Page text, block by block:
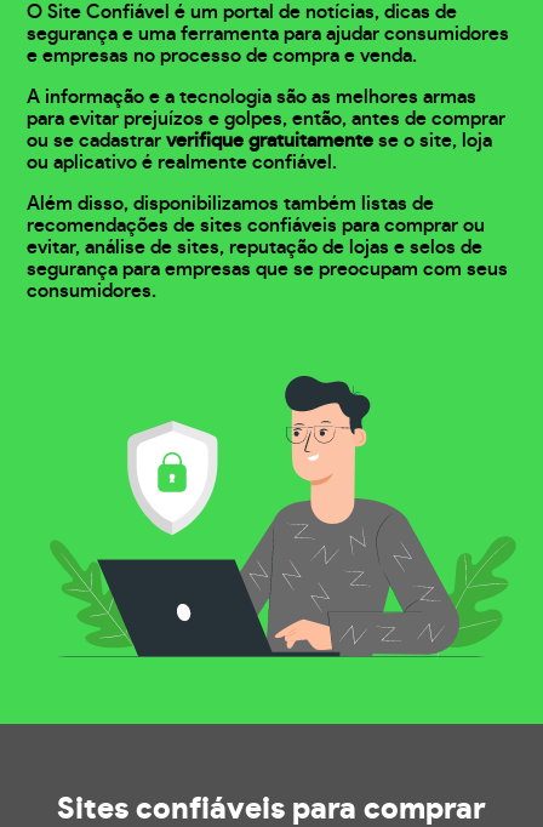
O Site Confiável é um portal de notícias, dicas de
segurança e uma ferramenta para ajudar consumidores
e empresas no processo de compra e venda.
A informação e a tecnologia são as melhores armas
para evitar prejuízos e golpes, então, antes de comprar
ou se cadastrarverifique gratuitamente se o site, loja
ou aplicativo é realmente confiável.
Além disso, disponibilizamos também listas de
recomendações de sites confiáveis para comprar ou
evitar, análise de sites, reputação de lojas e selos de
segurança para empresas que se preocupam com seus
consumidores.
Sites confiáveis para comprar